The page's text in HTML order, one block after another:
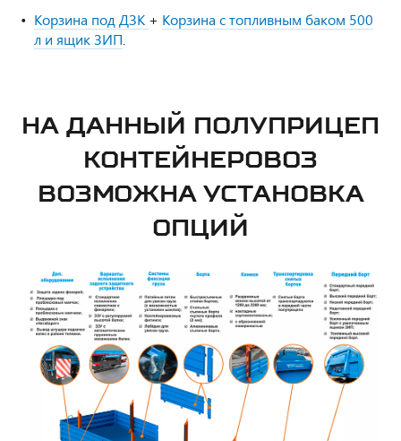
Корзина под ДЗК + Корзина с топливным баком 500
л и ящик ЗИП
НА ДАННЫЙ ПОЛУПРИЦЕП
КОНТЕЙНЕРОВОЗ
ВОЗМОЖНА УСТАНОВКА
ОПЦИЙ